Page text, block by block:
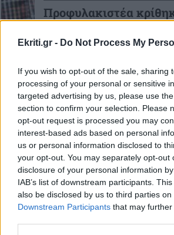
Ekriti.gr - Do Not Process My
If you wish to opt-out of the sale, sharing
processing of your personal or sensitive
targeted advertising by us, please use
section to confirm your selection. Please
opt-out request is processed you may
interest-based ads based on personal
us or personal information disclosed to
your opt-out. You may separately opt-out
disclosure of your personal information
IAB’s list of downstream participants.
also be disclosed by us to third parties on
Downstream Participants that may
Προφυλακιστέα
Προφυλακιστέα κρίθηκε η
07-05-2015
ΕΛΛΑΔΑ
Ελεύθερη η
“μαϊμού” του
18:08 | 07/05/